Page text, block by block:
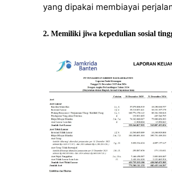
yang dipakai membiayai
2. Memiliki jiwa kepedulian sosial